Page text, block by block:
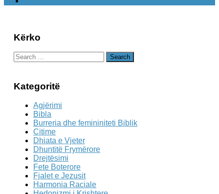
Kërko
Search
for:
Kategoritë
Agjërimi
Bibla
Burreria dhe femininiteti Biblik
Citime
Dhiata e Vjeter
Dhuntitë Frymërore
Drejtësimi
Fete Boterore
Fjalet e Jezusit
Harmonia Raciale